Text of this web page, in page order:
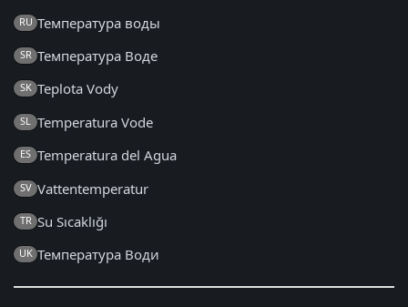
RU Температура воды
SR Температура Воде
SK Teplota Vody
SL Temperatura Vode
ES Temperatura del Agua
SV Vattentemperatur
TR Su Sıcaklığı
UK Температура Води